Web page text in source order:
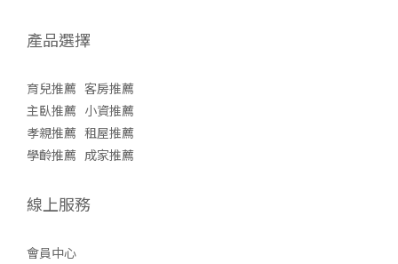
產品選擇
育兒推薦 客房推薦
主臥推薦 小資推薦
孝親推薦 租屋推薦
學齡推薦 成家推薦
線上服務
會員中心